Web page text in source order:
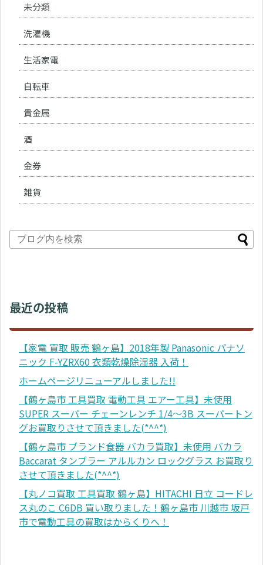
未分類
洗濯機
生活家電
自転車
貴金属
酒
金券
雑貨
最近の投稿
【家電 買取 販売 鶴ヶ島】2018年製 Panasonic パナソ
ニック F-YZRX60 衣類乾燥除湿器 入荷！
ホームページリニューアルしました!!
【鶴ヶ島市 工具買取 電動工具 エアー工具】未使用
SUPER スーパー チェーンレンチ 1/4～3B スーパートン
グお買取りさせて頂きました(*^^*)
【鶴ヶ島市 ブランド食器 バカラ買取】未使用 バカラ
Baccarat タンブラー アルルカン ロックグラス お買取り
させて頂きました(*^^*)
【丸ノコ買取 工具買取 鶴ヶ島】HITACHI 日立 コードレ
ス丸のこ C6DB 買い取りました！鶴ヶ島市 川越市 坂戸
市で電動工具の買取はからくりへ！